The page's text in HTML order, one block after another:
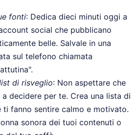
fonti: Dedica dieci minuti oggi a
social che pubblicano
belle. Salvale in una
sul telefono chiamata
di risveglio: Non aspettare che
decidere per te. Crea una lista di
ti fanno sentire calmo e motivato.
sonora dei tuoi contenuti o